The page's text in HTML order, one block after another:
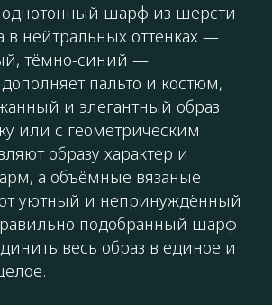
однотонный шарф из шерсти
нейтральных оттенках —
тёмно-синий —
пальто и костюм,
и элегантный образ.
или с геометрическим
образу характер и
а объёмные вязаные
уютный и непринуждённый
подобранный шарф
весь образ в единое и